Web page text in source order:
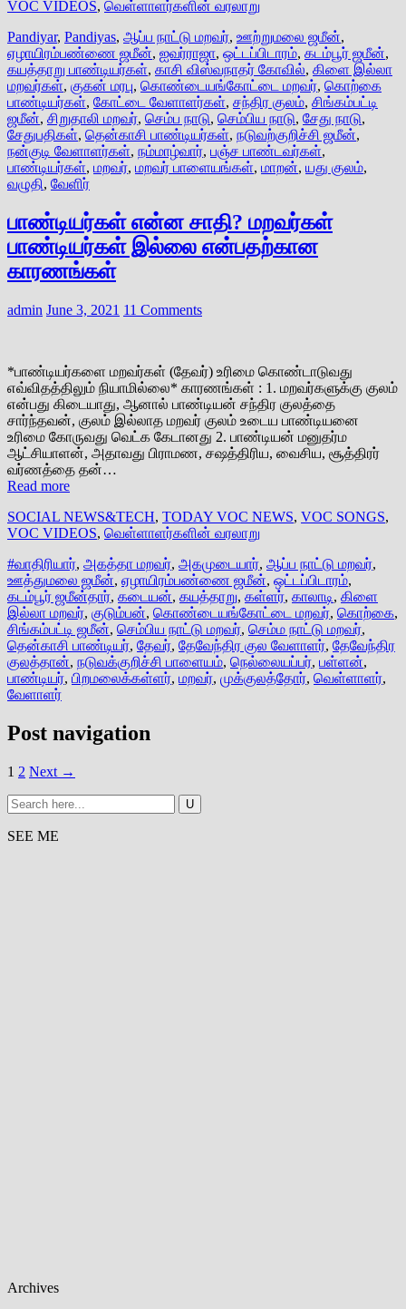
VOC VIDEOS, வெள்ளாளர்களின் வரலாறு
Pandiyar, Pandiyas, ஆப்ப நாட்டு மறவர், ஊற்றுமலை ஜமீன்,
ஏழாயிரம்பண்ணை ஜமீன், ஐவர்ராஜா, ஒட்டப்பிடாரம், கடம்பூர் ஜமீன்,
கயத்தாறு பாண்டியர்கள், காசி விஸ்வநாதர் கோவில், கிளை இல்லா
மறவர்கள், குகன் மரபு, கொண்டையங்கோட்டை மறவர், கொற்கை
பாண்டியர்கள், கோட்டை வேளாளர்கள், சந்திர குலம், சிங்கம்பட்டி
ஜமீன், சிறுதாலி மறவர், செம்ப நாடு, செம்பிய நாடு, சேது நாடு,
சேதுபதிகள், தென்காசி பாண்டியர்கள், நடுவற்குறிச்சி ஜமீன்,
நன்குடி வேளாளர்கள், நம்மாழ்வார், பஞ்ச பாண்டவர்கள்,
பாண்டியர்கள், மறவர், மறவர் பாளையங்கள், மாறன், யது குலம்,
வழுதி, வேளிர்
பாண்டியர்கள் என்ன சாதி? மறவர்கள்
பாண்டியர்கள் இல்லை என்பதற்கான
காரணங்கள்
admin June 3, 2021 11 Comments
*பாண்டியர்களை மறவர்கள் (தேவர்) உரிமை கொண்டாடுவது
எவ்விதத்திலும் நியாமில்லை* காரணங்கள் : 1. மறவர்களுக்கு குலம்
என்பது கிடையாது, ஆனால் பாண்டியன் சந்திர குலத்தை
சார்ந்தவன், குலம் இல்லாத மறவர் குலம் உடைய பாண்டியனை
உரிமை கோருவது வெட்க கேடானது 2. பாண்டியன் மனுதர்ம
ஆட்சியாளன், அதாவது பிராமண, சஷத்திரிய, வைசிய, சூத்திரர்
வர்ணத்தை தன்…
Read more
SOCIAL NEWS&TECH, TODAY VOC NEWS, VOC SONGS,
VOC VIDEOS, வெள்ளாளர்களின் வரலாறு
#வாதிரியார், அகத்தா மறவர், அகமுடையார், ஆப்ப நாட்டு மறவர்,
ஊத்துமலை ஜமீன், ஏழாயிரம்பண்ணை ஜமீன், ஒட்டப்பிடாரம்,
கடம்பூர் ஜமீன்தார், கடையன், கயத்தாறு, கள்ளர், காலாடி, கிளை
இல்லா மறவர், குடும்பன், கொண்டையங்கோட்டை மறவர், கொற்கை,
சிங்கம்பட்டி ஜமீன், செம்பிய நாட்டு மறவர், செம்ம நாட்டு மறவர்,
தென்காசி பாண்டியர், தேவர், தேவேந்திர குல வேளாளர், தேவேந்திர
குலத்தான், நடுவக்குறிச்சி பாளையம், நெல்லையப்பர், பள்ளன்,
பாண்டியர், பிறமலைக்கள்ளர், மறவர், முக்குலத்தோர், வெள்ளாளர்,
வேளாளர்
Post navigation
1 2 Next →
SEE ME
Archives